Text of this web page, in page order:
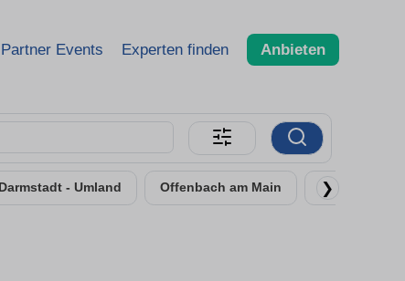
Partner Events Experten finden Anbieten
Darmstadt - Umland Offenbach am Main Rüsselsheim
❯